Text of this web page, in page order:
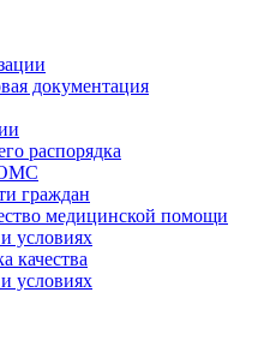
документация
распорядка
ОМС
граждан
медицинской помощи
условиях
качества
условиях